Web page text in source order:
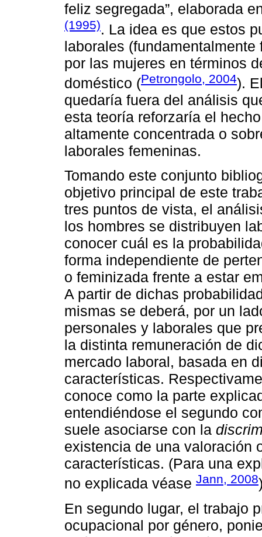
feliz segregada”, elaborada
(1995). La idea es que estos
laborales
por las mujeres en términos
doméstico (Petrongolo, 2004).
quedaría fuera del análisis
esta teoría reforzaría el
altamente concentrada o
laborales femeninas.
Tomando este conjunto
objetivo principal de este
tres puntos de vista, el
los hombres se distribuyen
conocer cuál es la
forma independiente de
o feminizada frente a estar
A partir de dichas
mismas se deberá, por un
personales y laborales que
la distinta remuneración de
mercado laboral, basada en
características.
conoce como la parte
entendiéndose el segundo
suele asociarse con la
existencia de una valoración
características. (Para una
no explicada véase Jann, 2008
En segundo lugar, el trabajo
ocupacional por género,